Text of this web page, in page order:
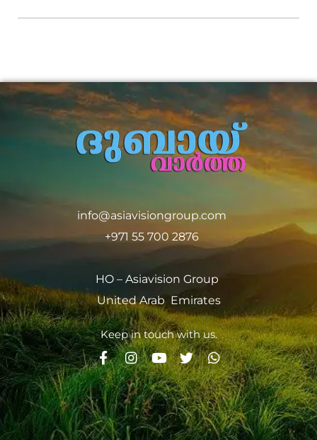
info@asiavisiongroup.com
+971 55 700 2876
HO – Asiavision Group
United Arab Emirates
Keep in touch with us.